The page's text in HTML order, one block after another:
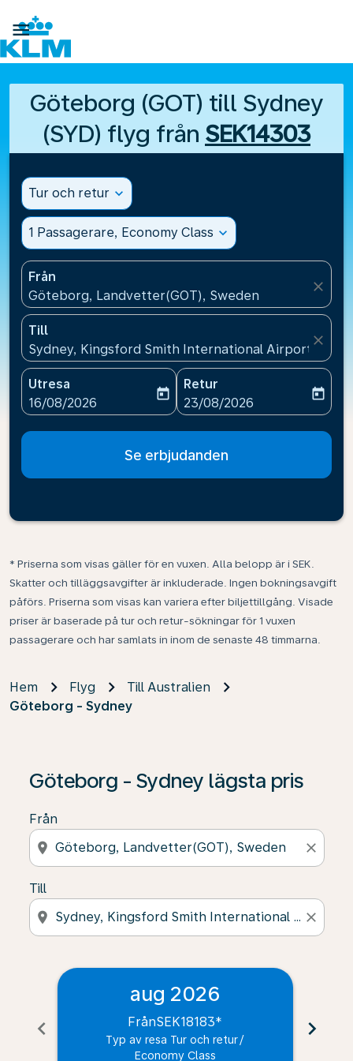

Göteborg (GOT) till Sydney
(SYD) flyg från SEK14303
Tur och retur expand_more
1 Passagerare, Economy Class expand_more
Från
Göteborg, Landvetter(GOT), Sweden
close
Till
Sydney, Kingsford Smith International
close
Utresa
fc-booking-departure-date-aria-label
16/08/2026
today
Retur
fc-booking-return-date-
23/08/2026
today
Se erbjudanden
* Priserna som visas gäller för en vuxen. Alla belopp är i SEK.
Skatter och tilläggsavgifter är inkluderade. Ingen bokningsavgift
påförs. Priserna som visas kan variera efter biljettillgång. Visade
priser är baserade på tur och retur-sökningar för 1 vuxen
passagerare och har samlats in inom de senaste 48 timmarna.
Hem Flyg
Till Australien
Göteborg - Sydney
Göteborg - Sydney lägsta pris
Från
location_on close
Till
location_on close
chevron_left
aug 2026
FrånSEK18183*
Typ av resa Tur och retur /
Economy Class
chevron_right